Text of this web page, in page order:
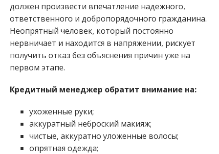
должен произвести впечатление надежного,
ответственного и добропорядочного гражданина.
Неопрятный человек, который постоянно
нервничает и находится в напряжении, рискует
получить отказ без объяснения причин уже на
первом этапе.
Кредитный менеджер обратит внимание на:
ухоженные руки;
аккуратный неброский макияж;
чистые, аккуратно уложенные волосы;
опрятная одежда;